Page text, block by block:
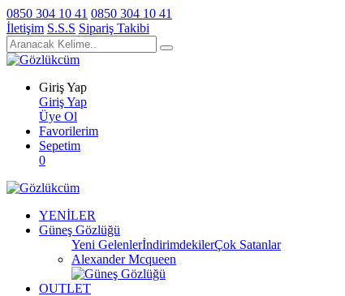
0850 304 10 41 0850 304 10 41
İletişim S.S.S Sipariş Takibi
Giriş Yap
Giriş Yap
Üye Ol
Favorilerim
Sepetim
0
YENİLER
Güneş Gözlüğü
Yeni GelenlerİndirimdekilerÇok Satanlar
Alexander Mcqueen
OUTLET